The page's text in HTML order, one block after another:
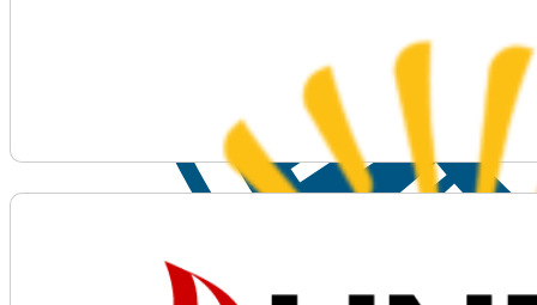
Voir plus d'informations sur University of Lethbridge